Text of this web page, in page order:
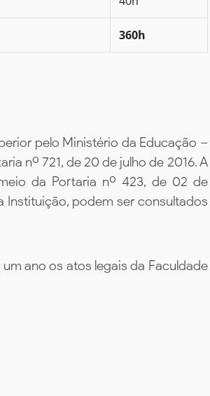
360h
pelo Ministério da Educação –
nº 721, de 20 de julho de 2016. A
da Portaria nº 423, de 02 de
Instituição, podem ser consultados
ano os atos legais da Faculdade